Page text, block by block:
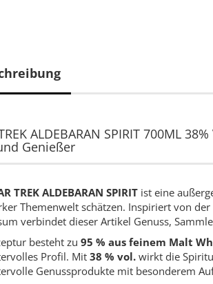
ALDEBARAN SPIRIT 700ML
Genießer
TREK ALDEBARAN SPIRIT ist eine
Themenwelt schätzen. Inspiriert von
verbindet dieser Artikel Genuss,
besteht zu 95 % aus feinem Malt
Profil. Mit 38 % vol. wirkt die
Genussprodukte mit besonderem